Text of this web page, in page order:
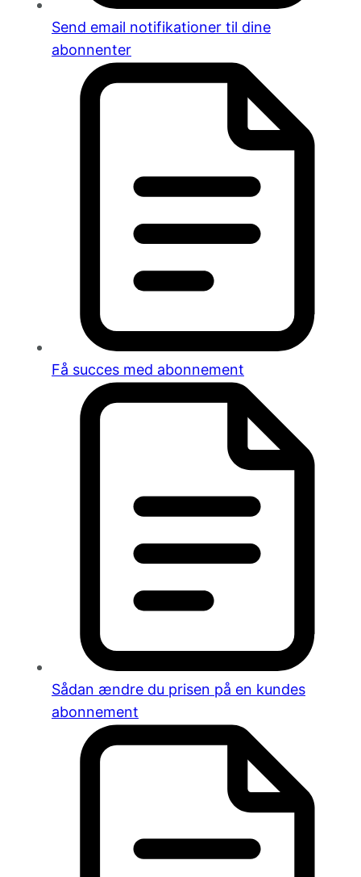
Send email notifikationer til dine
abonnenter
Få succes med abonnement
Sådan ændre du prisen på en kundes
abonnement